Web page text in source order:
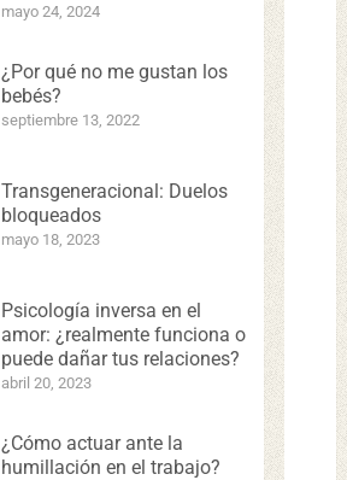
mayo 24, 2024
¿Por qué no me gustan los
bebés?
septiembre 13, 2022
Transgeneracional: Duelos
bloqueados
mayo 18, 2023
Psicología inversa en el
amor: ¿realmente funciona o
puede dañar tus relaciones?
abril 20, 2023
¿Cómo actuar ante la
humillación en el trabajo?